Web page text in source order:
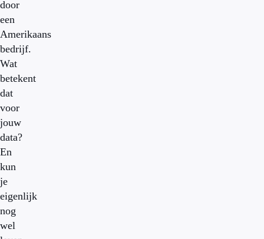
door
een
Amerikaans
bedrijf.
Wat
betekent
dat
voor
jouw
data?
En
kun
je
eigenlijk
nog
wel